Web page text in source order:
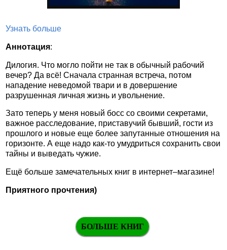
Узнать больше
Аннотация:
Дилогия. Что могло пойти не так в обычный рабочий
вечер? Да всё! Сначала странная встреча, потом
нападение неведомой твари и в довершение
разрушенная личная жизнь и увольнение.
Зато теперь у меня новый босс со своими секретами,
важное расследование, приставучий бывший, гости из
прошлого и новые еще более запутанные отношения на
горизонте. А еще надо как-то умудриться сохранить свои
тайны и выведать чужие.
Ещё больше замечательных книг в интернет–магазине!
Приятного прочтения)
БОЛЬШЕ КНИГ